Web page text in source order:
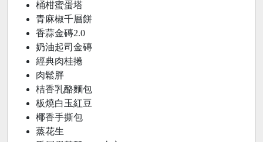
桶柑蜜蛋塔
青麻椒千層餅
香蒜金磚2.0
奶油起司金磚
經典肉桂捲
肉鬆胖
桔香乳酪麵包
板燒白玉紅豆
椰香手撕包
蒸花生